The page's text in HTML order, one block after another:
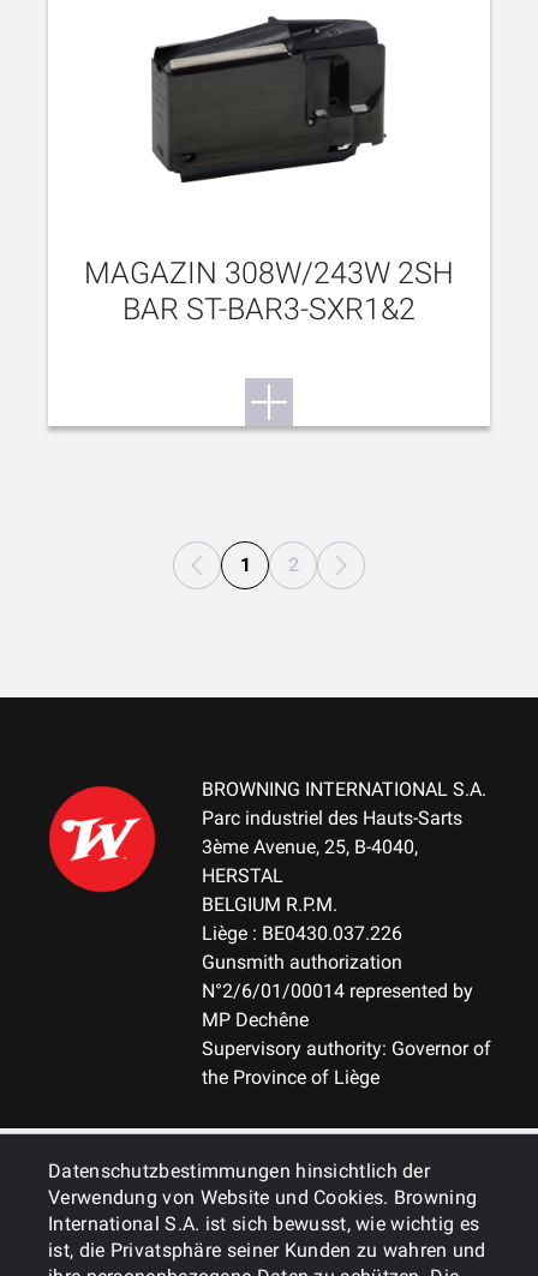
Datenschutzbestimmungen hinsichtlich der
Verwendung von Website und Cookies. Browning
International S.A. ist sich bewusst, wie wichtig es
ist, die Privatsphäre seiner Kunden zu wahren und
MAGAZIN 308W/243W 2SH
BAR ST-BAR3-SXR1&2
1 2
BROWNING INTERNATIONAL S.A.
Parc industriel des Hauts-Sarts
3ème Avenue, 25, B-4040,
HERSTAL
BELGIUM R.P.M.
Liège : BE0430.037.226
Gunsmith authorization
N°2/6/01/00014 represented by
MP Dechêne
Supervisory authority: Governor of
the Province of Liège
ALLGEMEINES
DIENSTLEISTUNGEN